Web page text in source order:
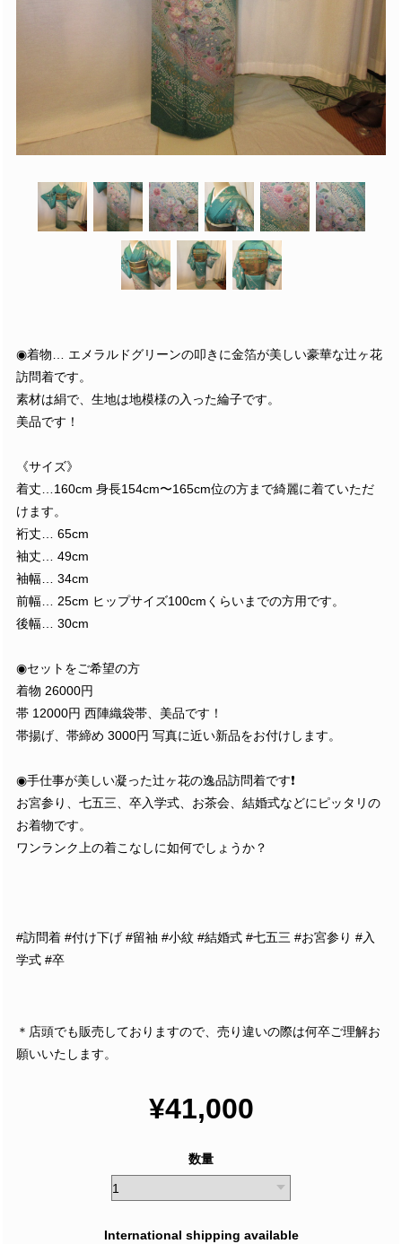
◉着物… エメラルドグリーンの叩きに金箔が美しい豪華な辻ヶ花
訪問着です。
素材は絹で、生地は地模様の入った綸子です。
美品です！
《サイズ》
着丈…160cm 身長154cm〜165cm位の方まで綺麗に着ていただ
けます。
裄丈… 65cm
袖丈… 49cm
袖幅… 34cm
前幅… 25cm ヒップサイズ100cmくらいまでの方用です。
後幅… 30cm
◉セットをご希望の方
着物 26000円
帯 12000円 西陣織袋帯、美品です！
帯揚げ、帯締め 3000円 写真に近い新品をお付けします。
◉手仕事が美しい凝った辻ヶ花の逸品訪問着です❗️
お宮参り、七五三、卒入学式、お茶会、結婚式などにピッタリの
お着物です。
ワンランク上の着こなしに如何でしょうか？
#訪問着 #付け下げ #留袖 #小紋 #結婚式 #七五三 #お宮参り #入
学式 #卒
＊店頭でも販売しておりますので、売り違いの際は何卒ご理解お
願いいたします。
¥41,000
数量
International shipping available